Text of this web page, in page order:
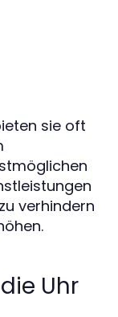
sie oft
verhindern
Uhr